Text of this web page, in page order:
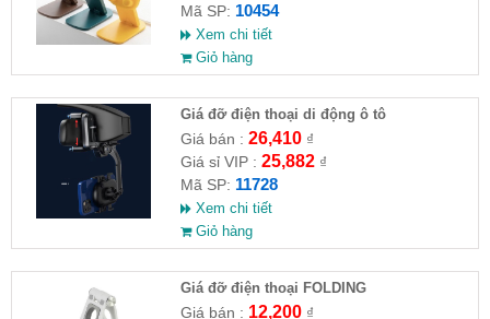
Mã SP: 10454
Xem chi tiết
Giỏ hàng
Giá đỡ điện thoại di động ô tô
Giá bán : 26,410₫
Giá sỉ VIP : 25,882₫
Mã SP: 11728
Xem chi tiết
Giỏ hàng
Giá đỡ điện thoại FOLDING
Giá bán : 12,200₫